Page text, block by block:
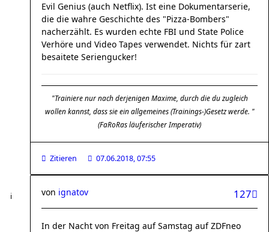
Evil Genius (auch Netflix). Ist eine Dokumentarserie,
die die wahre Geschichte des "Pizza-Bombers"
nacherzählt. Es wurden echte FBI und State Police
Verhöre und Video Tapes verwendet. Nichts für zart
besaitete Seriengucker!
"Trainiere nur nach derjenigen Maxime, durch die du zugleich
wollen kannst, dass sie ein allgemeines (Trainings-)Gesetz werde. "
(FaRoRas läuferischer Imperativ)
Zitieren 07.06.2018, 07:55
127
von ignatov
In der Nacht von Freitag auf Samstag auf ZDFneo